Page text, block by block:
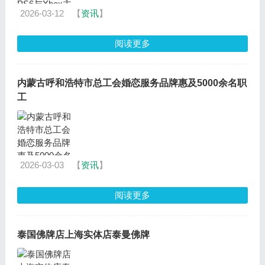
2026-03-12 【资讯】
阅读更多
内蒙古呼和浩特市总工会婚恋服务品牌惠及5000余名职
工
2026-03-03 【资讯】
阅读更多
泰国佛牌店上海实体店泰曼佛牌